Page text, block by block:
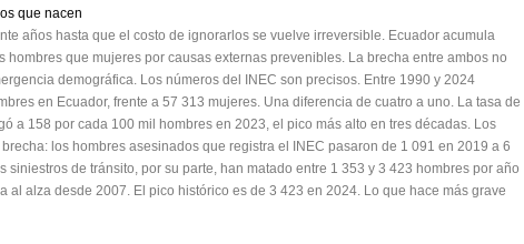
que nacen
años hasta que el costo de ignorarlos se vuelve irreversible. Ecuador acumula
hombres que mujeres por causas externas prevenibles. La brecha entre ambos no
demográfica. Los números del INEC son precisos. Entre 1990 y 2024
en Ecuador, frente a 57 313 mujeres. Una diferencia de cuatro a uno. La tasa de
a 158 por cada 100 mil hombres en 2023, el pico más alto en tres décadas. Los
los hombres asesinados que registra el INEC pasaron de 1 091 en 2019 a 6
de tránsito, por su parte, han matado entre 1 353 y 3 423 hombres por año
alza desde 2007. El pico histórico es de 3 423 en 2024. Lo que hace más grave